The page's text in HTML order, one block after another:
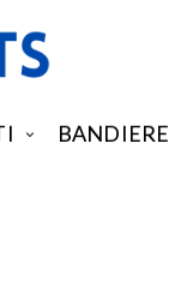
BANDIERE